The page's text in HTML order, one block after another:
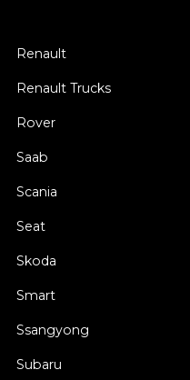
Renault
Renault Trucks
Rover
Saab
Scania
Seat
Skoda
Smart
Ssangyong
Subaru